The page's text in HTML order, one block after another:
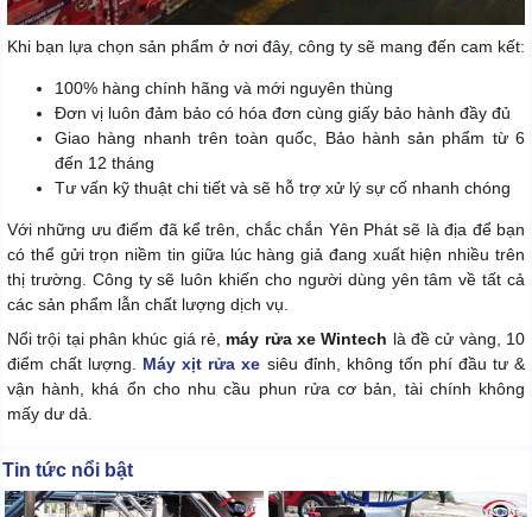
Khi bạn lựa chọn sản phẩm ở nơi đây, công ty sẽ mang đến cam kết:
100% hàng chính hãng và mới nguyên thùng
Đơn vị luôn đảm bảo có hóa đơn cùng giấy bảo hành đầy đủ
Giao hàng nhanh trên toàn quốc, Bảo hành sản phẩm từ 6
đến 12 tháng
Tư vấn kỹ thuật chi tiết và sẽ hỗ trợ xử lý sự cố nhanh chóng
Với những ưu điểm đã kể trên, chắc chắn Yên Phát sẽ là địa để bạn
có thể gửi trọn niềm tin giữa lúc hàng giả đang xuất hiện nhiều trên
thị trường. Công ty sẽ luôn khiến cho người dùng yên tâm về tất cả
các sản phẩm lẫn chất lượng dịch vụ.
Nổi trội tại phân khúc giá rẻ, máy rửa xe Wintech là đề cử vàng, 10
điểm chất lượng. Máy xịt rửa xe siêu đỉnh, không tốn phí đầu tư &
vận hành, khá ổn cho nhu cầu phun rửa cơ bản, tài chính không
mấy dư dả.
Tin tức nổi bật